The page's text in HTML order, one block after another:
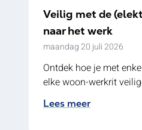
Veilig met de
naar het werk
maandag 20 juli 2026
Ontdek hoe je met
elke woon-werkrit
Lees meer